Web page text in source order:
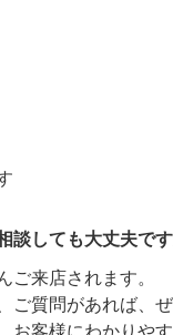
談しても大丈夫で
ご来店されます。
質問があれば、ぜ
客様にわかりや